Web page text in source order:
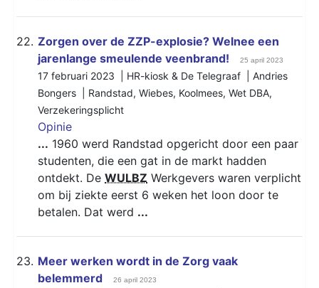
22. Zorgen over de ZZP-explosie? Welnee een
jarenlange smeulende veenbrand!
25 april 2023
17 februari 2023 | HR-kiosk & De Telegraaf | Andries
Bongers | Randstad, Wiebes, Koolmees, Wet DBA,
Verzekeringsplicht
Opinie
... 1960 werd Randstad opgericht door een paar
studenten, die een gat in de markt hadden
ontdekt. De WULBZ Werkgevers waren verplicht
om bij ziekte eerst 6 weken het loon door te
betalen. Dat werd ...
23. Meer werken wordt in de Zorg vaak
belemmerd
26 april 2023